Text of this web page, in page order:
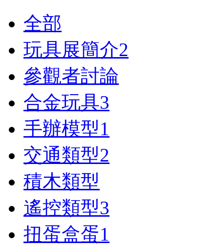
全部
玩具展簡介2
參觀者討論
合金玩具3
手辦模型1
交通類型2
積木類型
遙控類型3
扭蛋盒蛋1